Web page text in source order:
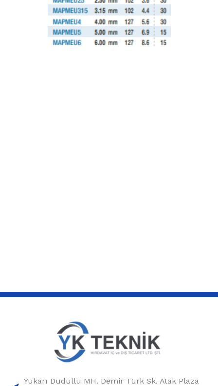
Yukarı Dudullu MH. Demir Türk Sk. Atak Plaza